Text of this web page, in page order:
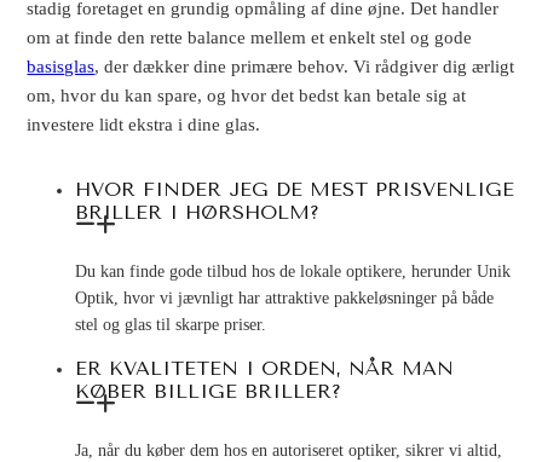
stadig foretaget en grundig opmåling af dine øjne. Det handler
om at finde den rette balance mellem et enkelt stel og gode
basisglas, der dækker dine primære behov. Vi rådgiver dig ærligt
om, hvor du kan spare, og hvor det bedst kan betale sig at
investere lidt ekstra i dine glas.
HVOR FINDER JEG DE MEST PRISVENLIGE
BRILLER I HØRSHOLM?
Du kan finde gode tilbud hos de lokale optikere, herunder Unik
Optik, hvor vi jævnligt har attraktive pakkeløsninger på både
stel og glas til skarpe priser.
ER KVALITETEN I ORDEN, NÅR MAN
KØBER BILLIGE BRILLER?
Ja, når du køber dem hos en autoriseret optiker, sikrer vi altid,